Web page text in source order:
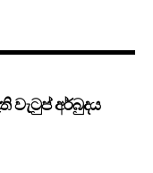
අර්බුදය